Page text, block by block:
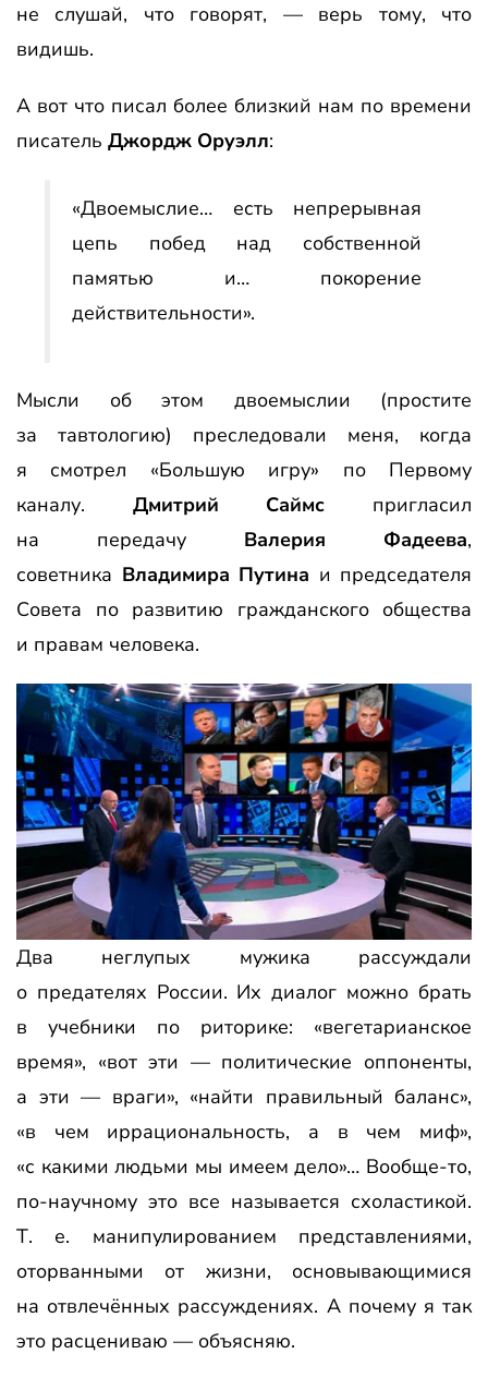
не слушай, что говорят, — верь тому, что
видишь.
А вот что писал более близкий нам по времени
писатель Джордж Оруэлл:
«Двоемыслие… есть непрерывная
цепь побед над собственной
памятью и… покорение
действительности».
Мысли об этом двоемыслии (простите
за тавтологию) преследовали меня, когда
я смотрел «Большую игру» по Первому
каналу. Дмитрий Саймс пригласил
на передачу Валерия Фадеева,
советника Владимира Путина и председателя
Совета по развитию гражданского общества
и правам человека.
Два неглупых мужика рассуждали
о предателях России. Их диалог можно брать
в учебники по риторике: «вегетарианское
время», «вот эти — политические оппоненты,
а эти — враги», «найти правильный баланс»,
«в чем иррациональность, а в чем миф»,
«с какими людьми мы имеем дело»… Вообще-то,
по-научному это все называется схоластикой.
Т. е. манипулированием представлениями,
оторванными от жизни, основывающимися
на отвлечённых рассуждениях. А почему я так
это расцениваю — объясняю.